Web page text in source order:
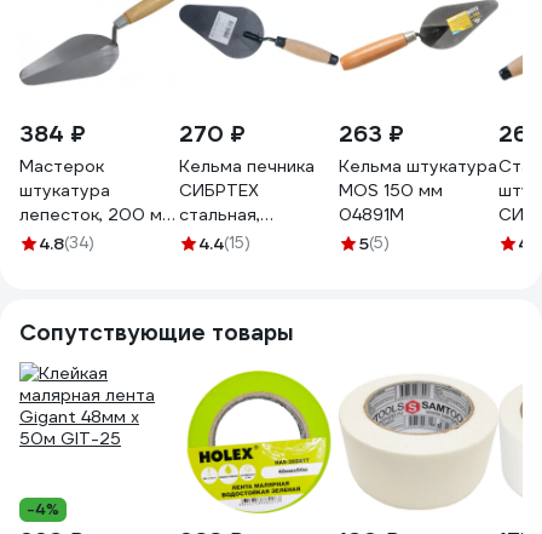
384 ₽
Мастерок
штукатура
лепесток, 200 мм
FIT IT 04988
4.8(34)
270 ₽
Кельма печника
СИБРТЕХ
стальная,
деревянная
4.4(15)
263 ₽
Кельма штукатура
MOS 150 мм
04891М
5(5) 4.3
Сопутствующие товары
-4%